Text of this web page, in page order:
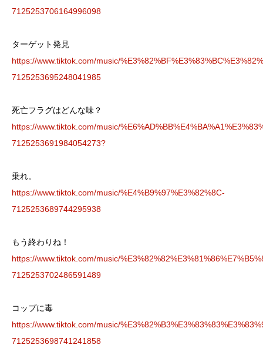
7125253706164996098
ターゲット発見
https://www.tiktok.com/music/
7125253695248041985
死亡フラグはどんな味？
https://www.tiktok.com/music/
7125253691984054273?
乗れ。
https://www.tiktok.com/music/%E4%B9%97%E3%82%8C-
7125253689744295938
もう終わりね！
https://www.tiktok.com/music/
7125253702486591489
コップに毒
https://www.tiktok.com/music/
7125253698741241858